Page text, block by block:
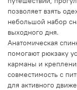
позволяет взять
небольшой набор
выходного дня.
Анатомическая
помогают рюкзаку
карманы и
совместимость с
для активного